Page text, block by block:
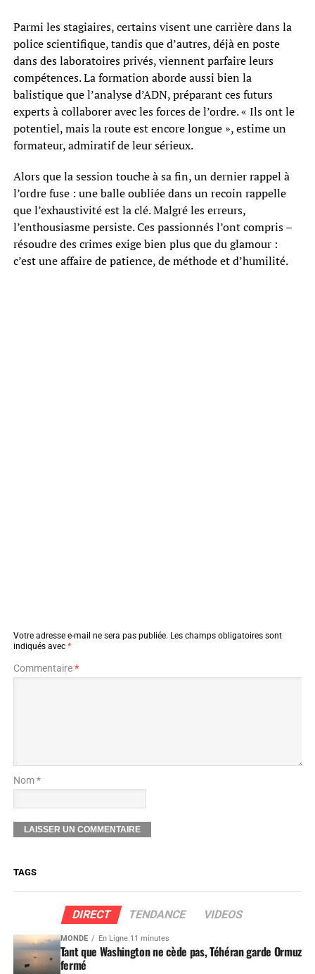
Parmi les stagiaires, certains visent une carrière dans la
police scientifique, tandis que d’autres, déjà en poste
dans des laboratoires privés, viennent parfaire leurs
compétences. La formation aborde aussi bien la
balistique que l’analyse d’ADN, préparant ces futurs
experts à collaborer avec les forces de l’ordre. « Ils ont le
potentiel, mais la route est encore longue », estime un
formateur, admiratif de leur sérieux.
Alors que la session touche à sa fin, un dernier rappel à
l’ordre fuse : une balle oubliée dans un recoin rappelle
que l’exhaustivité est la clé. Malgré les erreurs,
l’enthousiasme persiste. Ces passionnés l’ont compris –
résoudre des crimes exige bien plus que du glamour :
c’est une affaire de patience, de méthode et d’humilité.
Votre adresse e-mail ne sera pas publiée. Les champs obligatoires sont
indiqués avec *
Commentaire*
Nom *
TAGS
DIRECT TENDANCE VIDEOS
MONDE En Ligne 11 minutes
Tant que Washington ne cède pas, Téhéran garde Ormuz
fermé